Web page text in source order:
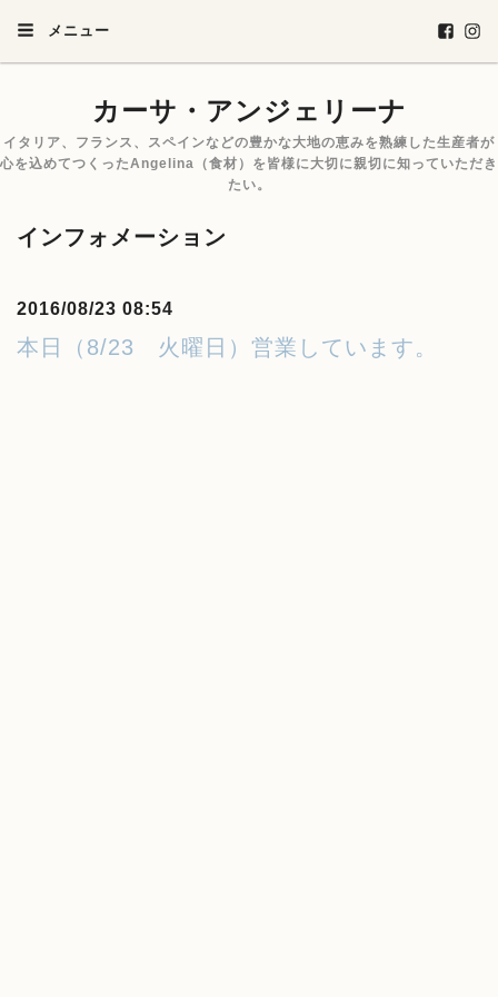
メニュー
カーサ・アンジェリーナ
イタリア、フランス、スペインなどの豊かな大地の恵みを熟練した生産者が
心を込めてつくったAngelina（食材）を皆様に大切に親切に知っていただき
たい。
インフォメーション
2016/08/23 08:54
本日（8/23 火曜日）営業しています。